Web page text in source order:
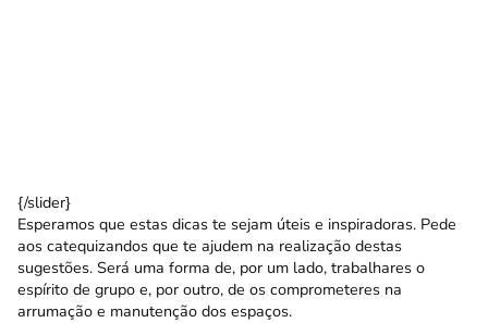
{/slider}
Esperamos que estas dicas te sejam úteis e inspiradoras. Pede
aos catequizandos que te ajudem na realização destas
sugestões. Será uma forma de, por um lado, trabalhares o
espírito de grupo e, por outro, de os comprometeres na
arrumação e manutenção dos espaços.